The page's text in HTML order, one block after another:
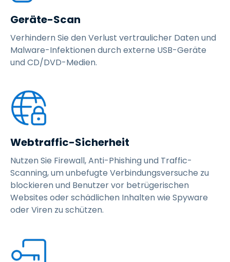
Geräte-Scan
Verhindern Sie den Verlust vertraulicher Daten und
Malware-Infektionen durch externe USB-Geräte
und CD/DVD-Medien.
Webtraffic-Sicherheit
Nutzen Sie Firewall, Anti-Phishing und Traffic-
Scanning, um unbefugte Verbindungsversuche zu
blockieren und Benutzer vor betrügerischen
Websites oder schädlichen Inhalten wie Spyware
oder Viren zu schützen.